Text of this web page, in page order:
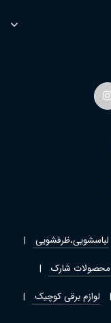
لباسشویی،ظرفشویی
محصولات شارک
لوازم برقی کوچیک